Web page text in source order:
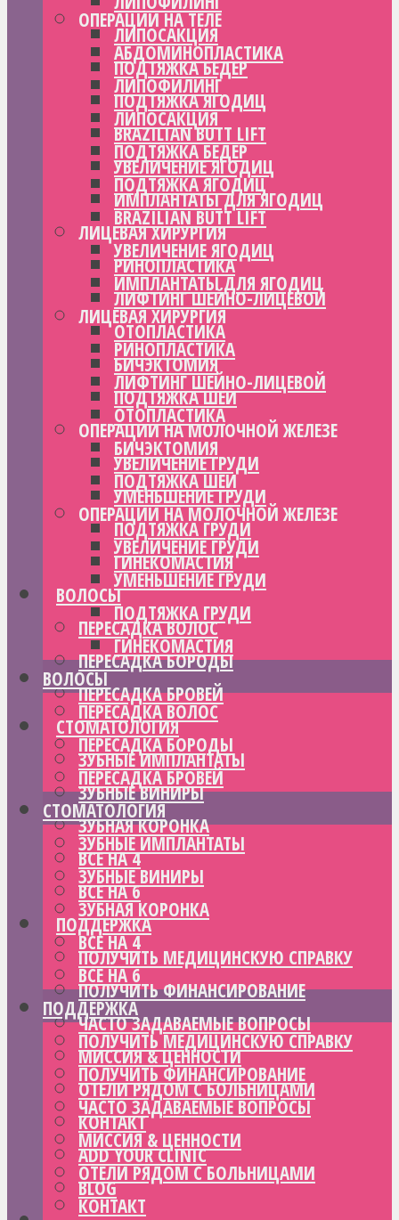
ЛИПОСАКЦИЯ
ПОДТЯЖКА БЕДЕР
ПОДТЯЖКА ЯГОДИЦ
BRAZILIAN BUTT LIFT
УВЕЛИЧЕНИЕ ЯГОДИЦ
ИМПЛАНТАТЫ ДЛЯ ЯГОДИЦ
ЛИЦЕВАЯ ХИРУРГИЯ
РИНОПЛАСТИКА
ЛИФТИНГ ШЕЙНО-ЛИЦЕВОЙ
ОТОПЛАСТИКА
БИЧЭКТОМИЯ
ПОДТЯЖКА ШЕИ
ОПЕРАЦИИ НА МОЛОЧНОЙ ЖЕЛЕЗЕ
УВЕЛИЧЕНИЕ ГРУДИ
УМЕНЬШЕНИЕ ГРУДИ
ПОДТЯЖКА ГРУДИ
ГИНЕКОМАСТИЯ
ВОЛОСЫ
ПЕРЕСАДКА ВОЛОС
ПЕРЕСАДКА БОРОДЫ
ПЕРЕСАДКА БРОВЕЙ
СТОМАТОЛОГИЯ
ЗУБНЫЕ ИМПЛАНТАТЫ
ЗУБНЫЕ ВИНИРЫ
ЗУБНАЯ КОРОНКА
ВСЕ НА 4
ВСЕ НА 6
ПОДДЕРЖКА
ПОЛУЧИТЬ МЕДИЦИНСКУЮ СПРАВКУ
ПОЛУЧИТЬ ФИНАНСИРОВАНИЕ
ЧАСТО ЗАДАВАЕМЫЕ ВОПРОСЫ
МИССИЯ & ЦЕННОСТИ
ОТЕЛИ РЯДОМ С БОЛЬНИЦАМИ
КОНТАКТ
ADD YOUR CLINIC
BLOG
ОПЕРАЦИИ НА ТЕЛЕ
АБДОМИНОПЛАСТИКА
ЛИПОФИЛИНГ
ЛИПОСАКЦИЯ
ПОДТЯЖКА БЕДЕР
ПОДТЯЖКА ЯГОДИЦ
BRAZILIAN BUTT LIFT
УВЕЛИЧЕНИЕ ЯГОДИЦ
ИМПЛАНТАТЫ ДЛЯ ЯГОДИЦ
ЛИЦЕВАЯ ХИРУРГИЯ
РИНОПЛАСТИКА
ЛИФТИНГ ШЕЙНО-ЛИЦЕВОЙ
ОТОПЛАСТИКА
БИЧЭКТОМИЯ
ПОДТЯЖКА ШЕИ
ОПЕРАЦИИ НА МОЛОЧНОЙ ЖЕЛЕЗЕ
УВЕЛИЧЕНИЕ ГРУДИ
УМЕНЬШЕНИЕ ГРУДИ
ПОДТЯЖКА ГРУДИ
ГИНЕКОМАСТИЯ
ВОЛОСЫ
ПЕРЕСАДКА ВОЛОС
ПЕРЕСАДКА БОРОДЫ
ПЕРЕСАДКА БРОВЕЙ
СТОМАТОЛОГИЯ
ЗУБНЫЕ ИМПЛАНТАТЫ
ЗУБНЫЕ ВИНИРЫ
ЗУБНАЯ КОРОНКА
ВСЕ НА 4
ВСЕ НА 6
ПОДДЕРЖКА
ПОЛУЧИТЬ МЕДИЦИНСКУЮ СПРАВКУ
ПОЛУЧИТЬ ФИНАНСИРОВАНИЕ
ЧАСТО ЗАДАВАЕМЫЕ ВОПРОСЫ
МИССИЯ & ЦЕННОСТИ
ОТЕЛИ РЯДОМ С БОЛЬНИЦАМИ
КОНТАКТ